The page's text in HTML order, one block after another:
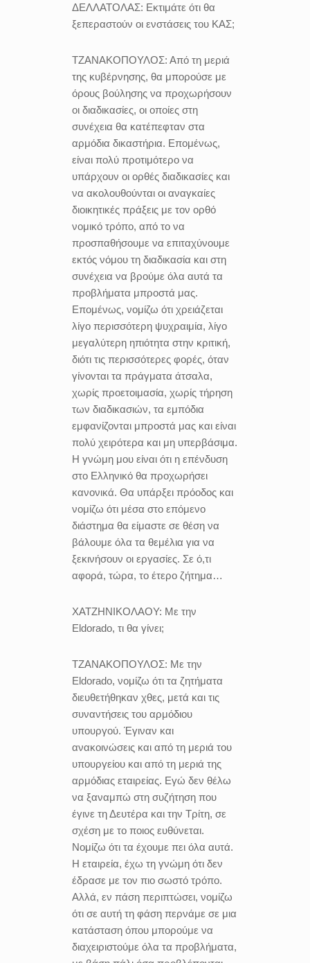
ΔΕΛΛΑΤΟΛΑΣ: Εκτιμάτε ότι θα
ξεπεραστούν οι ενστάσεις του ΚΑΣ;
ΤΖΑΝΑΚΟΠΟΥΛΟΣ: Από τη μεριά
της κυβέρνησης, θα μπορούσε με
όρους βούλησης να προχωρήσουν
οι διαδικασίες, οι οποίες στη
συνέχεια θα κατέπεφταν στα
αρμόδια δικαστήρια. Επομένως,
είναι πολύ προτιμότερο να
υπάρχουν οι ορθές διαδικασίες και
να ακολουθούνται οι αναγκαίες
διοικητικές πράξεις με τον ορθό
νομικό τρόπο, από το να
προσπαθήσουμε να επιταχύνουμε
εκτός νόμου τη διαδικασία και στη
συνέχεια να βρούμε όλα αυτά τα
προβλήματα μπροστά μας.
Επομένως, νομίζω ότι χρειάζεται
λίγο περισσότερη ψυχραιμία, λίγο
μεγαλύτερη ηπιότητα στην κριτική,
διότι τις περισσότερες φορές, όταν
γίνονται τα πράγματα άτσαλα,
χωρίς προετοιμασία, χωρίς τήρηση
των διαδικασιών, τα εμπόδια
εμφανίζονται μπροστά μας και είναι
πολύ χειρότερα και μη υπερβάσιμα.
Η γνώμη μου είναι ότι η επένδυση
στο Ελληνικό θα προχωρήσει
κανονικά. Θα υπάρξει πρόοδος και
νομίζω ότι μέσα στο επόμενο
διάστημα θα είμαστε σε θέση να
βάλουμε όλα τα θεμέλια για να
ξεκινήσουν οι εργασίες. Σε ό,τι
αφορά, τώρα, το έτερο ζήτημα…
ΧΑΤΖΗΝΙΚΟΛΑΟΥ: Με την
Eldorado, τι θα γίνει;
ΤΖΑΝΑΚΟΠΟΥΛΟΣ: Με την
Eldorado, νομίζω ότι τα ζητήματα
διευθετήθηκαν χθες, μετά και τις
συναντήσεις του αρμόδιου
υπουργού. Έγιναν και
ανακοινώσεις και από τη μεριά του
υπουργείου και από τη μεριά της
αρμόδιας εταιρείας. Εγώ δεν θέλω
να ξαναμπώ στη συζήτηση που
έγινε τη Δευτέρα και την Τρίτη, σε
σχέση με το ποιος ευθύνεται.
Νομίζω ότι τα έχουμε πει όλα αυτά.
Η εταιρεία, έχω τη γνώμη ότι δεν
έδρασε με τον πιο σωστό τρόπο.
Αλλά, εν πάση περιπτώσει, νομίζω
ότι σε αυτή τη φάση περνάμε σε μια
κατάσταση όπου μπορούμε να
διαχειριστούμε όλα τα προβλήματα,